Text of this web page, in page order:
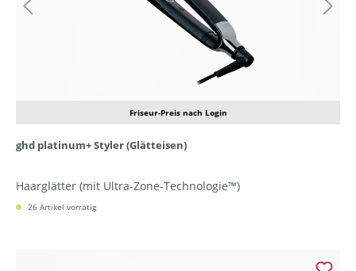
Friseur-Preis nach Login
ghd platinum+ Styler (Glätteisen)
Haarglätter (mit Ultra-Zone-Technologie™)
26 Artikel vorrätig